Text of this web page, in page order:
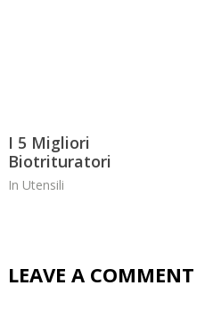
I 5 Migliori
Biotrituratori
In Utensili
LEAVE A COMMENT